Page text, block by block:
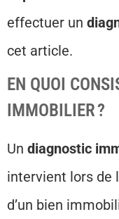
effectuer un
cet article.
EN QUOI
IMMOBILIER ?
Un diagnostic
intervient lors de
d’un bien